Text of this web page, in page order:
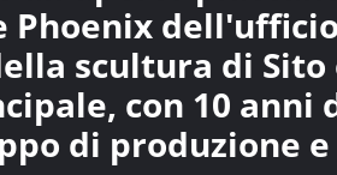
Phoenix
scultura di
con 10 anni
di produzione